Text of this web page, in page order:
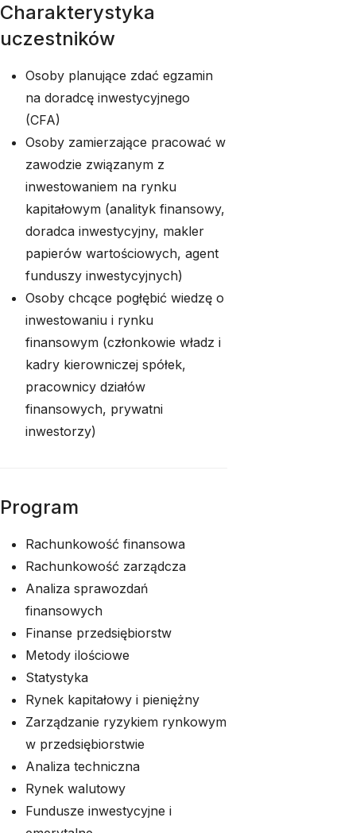
Charakterystyka
uczestników
Osoby planujące zdać egzamin
na doradcę inwestycyjnego
(CFA)
Osoby zamierzające pracować w
zawodzie związanym z
inwestowaniem na rynku
kapitałowym (analityk finansowy,
doradca inwestycyjny, makler
papierów wartościowych, agent
funduszy inwestycyjnych)
Osoby chcące pogłębić wiedzę o
inwestowaniu i rynku
finansowym (członkowie władz i
kadry kierowniczej spółek,
pracownicy działów
finansowych, prywatni
inwestorzy)
Program
Rachunkowość finansowa
Rachunkowość zarządcza
Analiza sprawozdań
finansowych
Finanse przedsiębiorstw
Metody ilościowe
Statystyka
Rynek kapitałowy i pieniężny
Zarządzanie ryzykiem rynkowym
w przedsiębiorstwie
Analiza techniczna
Rynek walutowy
Fundusze inwestycyjne i